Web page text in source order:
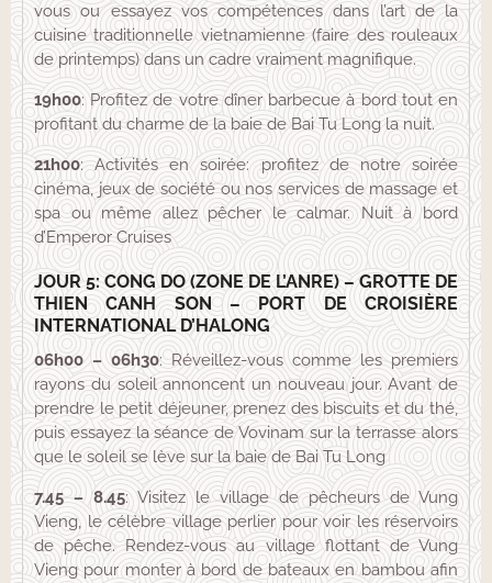
vous ou essayez vos compétences dans l’art de la
cuisine traditionnelle vietnamienne (faire des rouleaux
de printemps) dans un cadre vraiment magnifique.
19h00: Profitez de votre dîner barbecue à bord tout en
profitant du charme de la baie de Bai Tu Long la nuit.
21h00: Activités en soirée: profitez de notre soirée
cinéma, jeux de société ou nos services de massage et
spa ou même allez pêcher le calmar. Nuit à bord
d’Emperor Cruises
JOUR 5: CONG DO (ZONE DE L’ANRE) – GROTTE DE
THIEN CANH SON – PORT DE CROISIÈRE
INTERNATIONAL D’HALONG
06h00 – 06h30: Réveillez-vous comme les premiers
rayons du soleil annoncent un nouveau jour. Avant de
prendre le petit déjeuner, prenez des biscuits et du thé,
puis essayez la séance de Vovinam sur la terrasse alors
que le soleil se lève sur la baie de Bai Tu Long
7.45 – 8.45: Visitez le village de pêcheurs de Vung
Vieng, le célèbre village perlier pour voir les réservoirs
de pêche. Rendez-vous au village flottant de Vung
Vieng pour monter à bord de bateaux en bambou afin